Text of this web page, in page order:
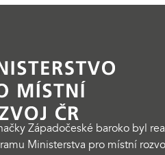
Západočeské baroko byl
Ministerstva pro místní